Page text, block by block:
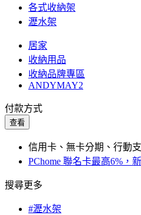
各式收納架
瀝水架
居家
收納用品
收納品牌專區
ANDYMAY2
付款方式
查看
信用卡、無卡分期、行動
PChome 聯名卡最高6%，
搜尋更多
#瀝水架